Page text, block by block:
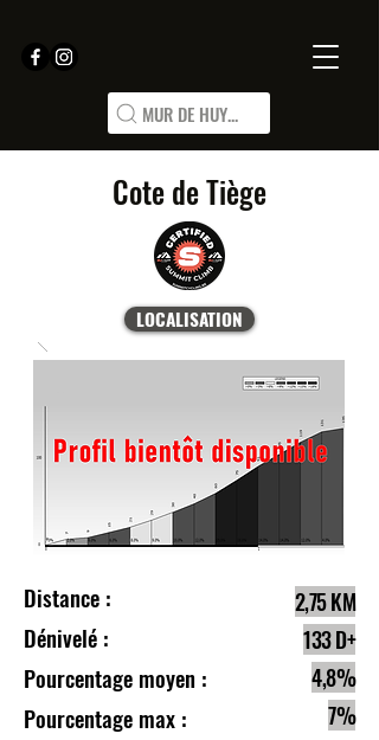
MUR DE HUY...
Cote de Tiège
LOCALISATION
Distance :
Dénivelé :
Pourcentage moyen :
Pourcentage max :
2,75 KM
133 D+
4,8%
7%